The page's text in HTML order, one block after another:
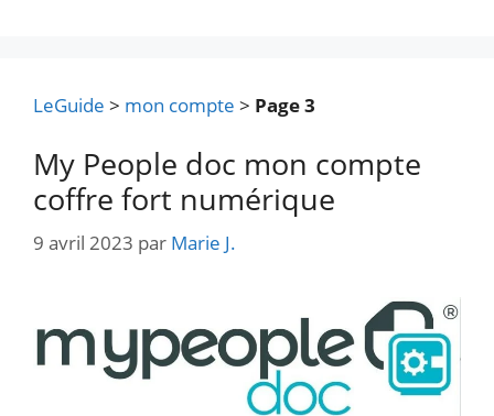
LeGuide > mon compte > Page 3
My People doc mon compte
coffre fort numérique
9 avril 2023 par Marie J.